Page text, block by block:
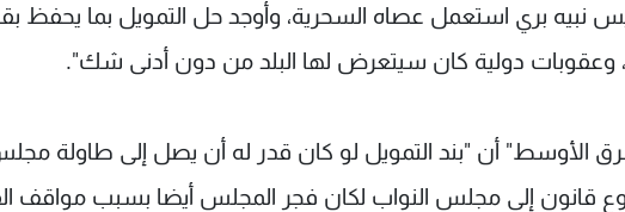
نبيه بري استعمل عصاه السحرية، وأوجد حل التمويل بما يحفظ
وعقوبات دولية كان سيتعرض لها البلد من دون أدنى شك".
الأوسط" أن "بند التمويل لو كان قدر له أن يصل إلى طاولة مجلس
قانون إلى مجلس النواب لكان فجر المجلس أيضا بسبب مواقف